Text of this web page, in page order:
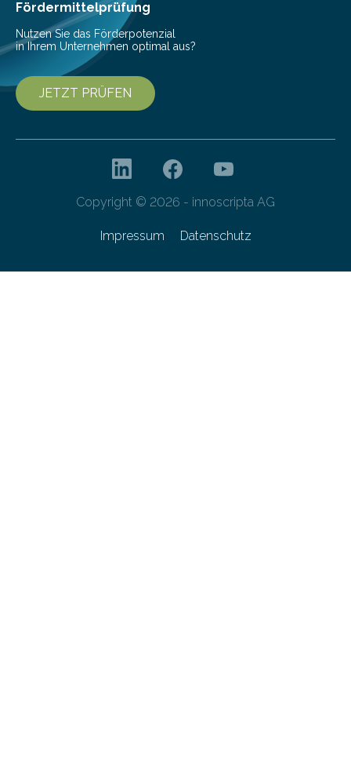
Gefahr erheblicher…
Fördermittelprüfung
Nutzen Sie das Förderpotenzial
in Ihrem Unternehmen optimal aus?
JETZT PRÜFEN
Copyright © 2026 - innoscripta AG
Impressum Datenschutz